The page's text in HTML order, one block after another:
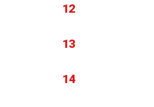
12
13
14